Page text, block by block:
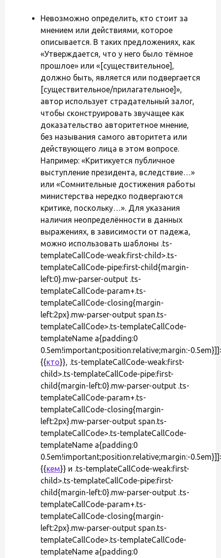
Невозможно определить, кто стоит за
мнением или действиями, которое
описывается. В таких предложениях, как
«Утверждается, что у него было тёмное
прошлое» или «[существительное],
должно быть, является или подвергается
[существительное/прилагательное]»,
автор использует страдательный залог,
чтобы сконструировать звучащее как
доказательство авторитетное мнение,
без называния самого авторитета или
действующего лица в этом вопросе.
Например: «Критикуется публичное
выступление президента, вследствие…»
или «Сомнительные достижения работы
министерства нередко подвергаются
критике, поскольку…». Для указания
наличия неопределённости в данных
выражениях, в зависимости от падежа,
можно использовать шаблоны .ts-
templateCallCode-weak:first-child>.ts-
templateCallCode-pipe:first-child{margin-
left:0}.mw-parser-output .ts-
templateCallCode-param+.ts-
templateCallCode-closing{margin-
left:2px}.mw-parser-output span.ts-
templateCallCode>.ts-templateCallCode-
templateName a{padding:0
0.5em!important;position:relative;margin:-
{{кто}}, .ts-templateCallCode-weak:first-
child>.ts-templateCallCode-pipe:first-
child{margin-left:0}.mw-parser-output .ts-
templateCallCode-param+.ts-
templateCallCode-closing{margin-
left:2px}.mw-parser-output span.ts-
templateCallCode>.ts-templateCallCode-
templateName a{padding:0
0.5em!important;position:relative;margin:-
{{кем}} и .ts-templateCallCode-weak:first-
child>.ts-templateCallCode-pipe:first-
child{margin-left:0}.mw-parser-output .ts-
templateCallCode-param+.ts-
templateCallCode-closing{margin-
left:2px}.mw-parser-output span.ts-
templateCallCode>.ts-templateCallCode-
templateName a{padding:0